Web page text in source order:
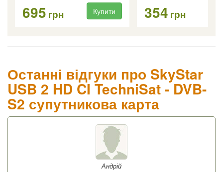
695 грн Купити 354 грн
Останні відгуки про SkyStar
USB 2 HD CI TechniSat - DVB-
S2 супутникова карта
Андрій